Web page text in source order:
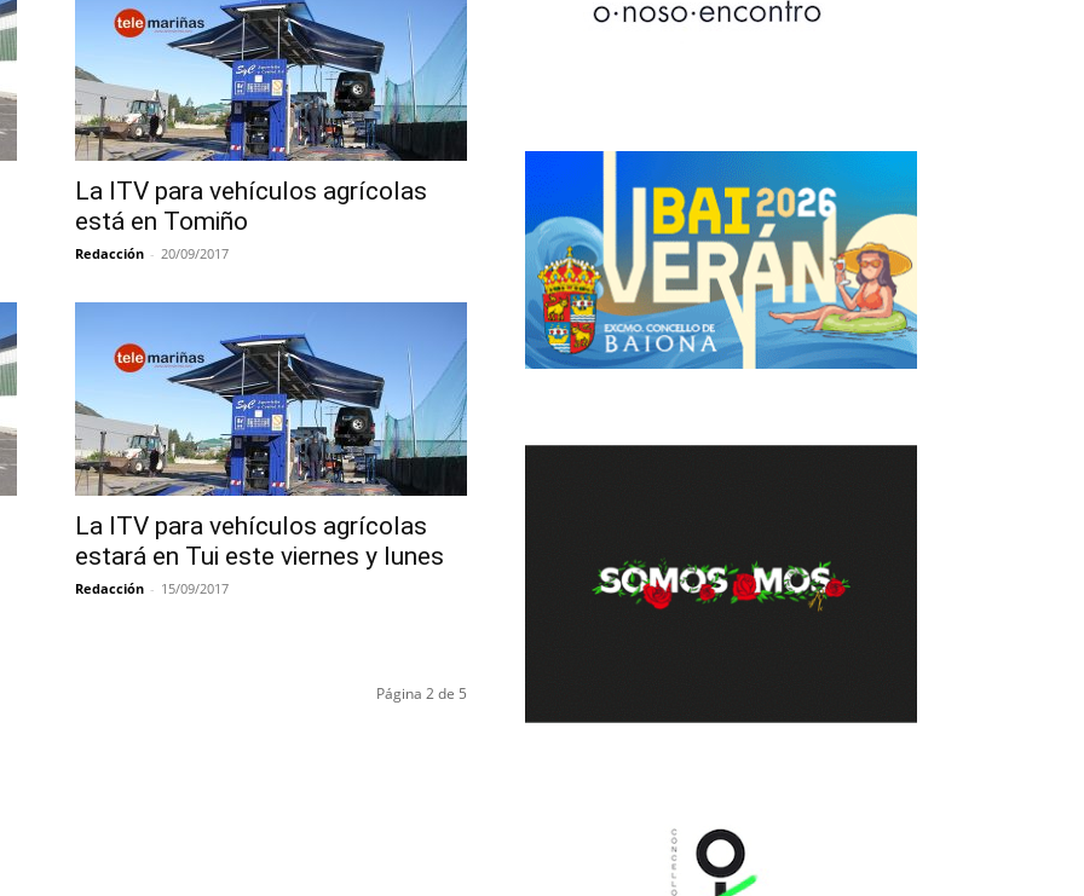
La ITV para vehículos agrícolas
está en Tomiño
Redacción - 20/09/2017
La ITV para vehículos agrícolas
estará en Tui este viernes y lunes
Redacción - 15/09/2017
Página 2 de 5